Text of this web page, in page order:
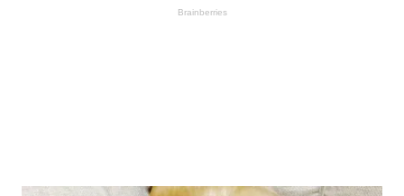
Brainberries